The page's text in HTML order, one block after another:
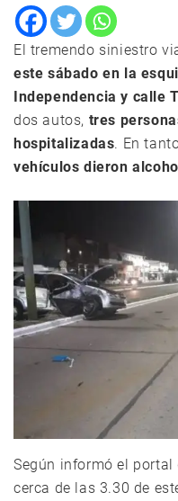
El tremendo siniestro
este sábado en la
Independencia y calle
dos autos, tres
hospitalizadas. En
vehículos dieron
Según informó el portal
cerca de las 3.30 de